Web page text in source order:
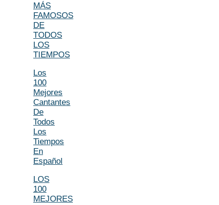
MÁS
FAMOSOS
DE
TODOS
LOS
TIEMPOS
Los
100
Mejores
Cantantes
De
Todos
Los
Tiempos
En
Español
LOS
100
MEJORES